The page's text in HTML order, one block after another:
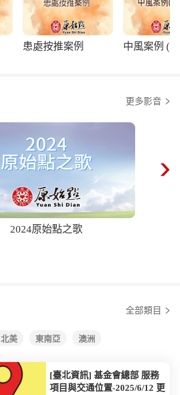
患處按推案例 中風案例 (
更多影音
2024原始點之歌
全部類目
北美 東南亞 澳洲
[臺北資訊] 基金會總部 服務
項目與交通位置-2025/6/12 更